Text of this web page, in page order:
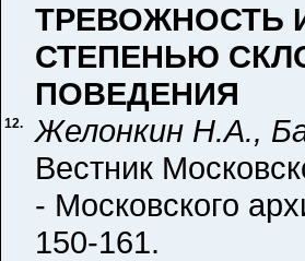
12.
ТРЕВОЖНОСТЬ
СТЕПЕНЬЮ
ПОВЕДЕНИЯ
Желонкин Н.А.,
Вестник
- Московского
150-161.